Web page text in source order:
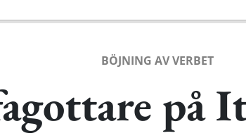
BÖJNING AV VERBET
på